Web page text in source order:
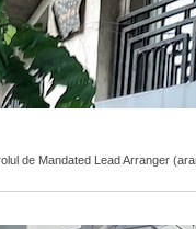
de Mandated Lead Arranger